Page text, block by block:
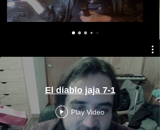
El diablo jaja 7-1
Play Video